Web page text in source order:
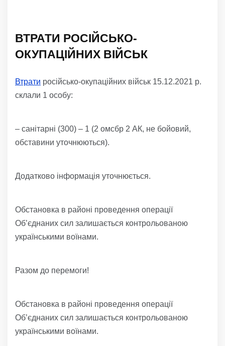
ВТРАТИ РОСІЙСЬКО-
ОКУПАЦІЙНИХ ВІЙСЬК
Втрати російсько-окупаційних військ 15.12.2021 р.
склали 1 особу:
– санітарні (300) – 1 (2 омсбр 2 АК, не бойовий,
обставини уточнюються).
Додатково інформація уточнюється.
Обстановка в районі проведення операції
Об’єднаних сил залишається контрольованою
українськими воїнами.
Разом до перемоги!
Обстановка в районі проведення операції
Об’єднаних сил залишається контрольованою
українськими воїнами.